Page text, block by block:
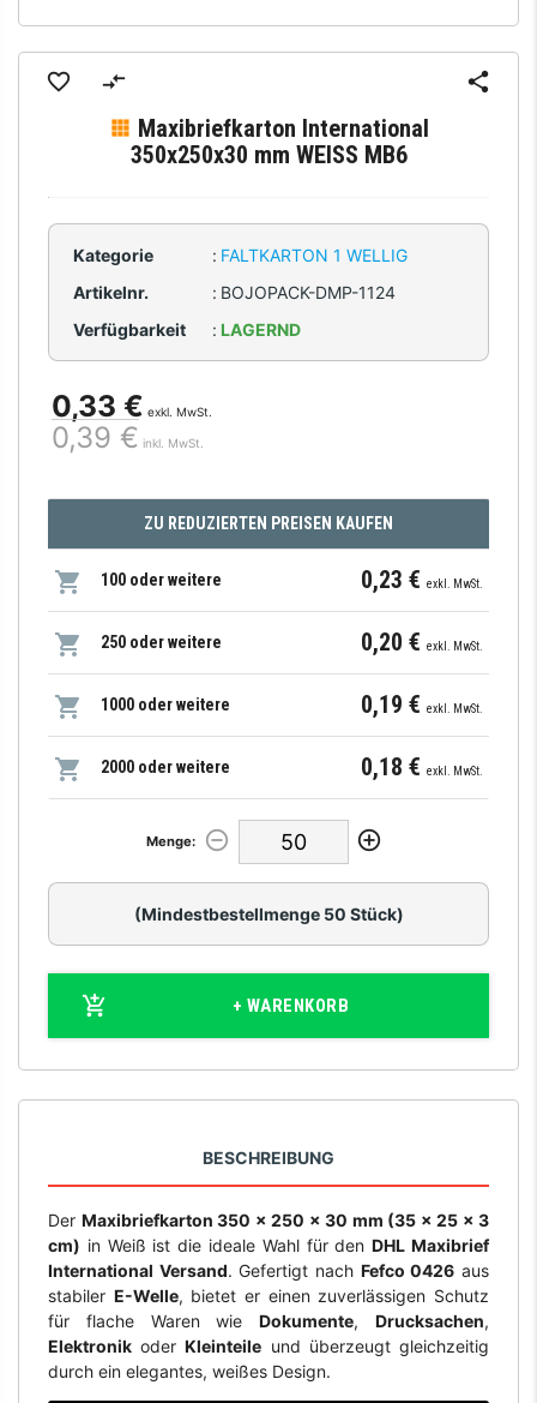
Maxibriefkarton International
350x250x30 mm WEISS MB6
Kategorie : FALTKARTON 1 WELLIG
Artikelnr.
: BOJOPACK-DMP-1124
Verfügbarkeit
: LAGERND
0,33 € exkl. MwSt.
0,39 € inkl. MwSt.
ZU REDUZIERTEN PREISEN KAUFEN
100 oder weitere 0,23 €exkl. MwSt.
250 oder weitere 0,20 €exkl. MwSt.
1000 oder weitere 0,19 €exkl. MwSt.
2000 oder weitere 0,18 €exkl. MwSt.
Menge:
(Mindestbestellmenge 50 Stück)
+ WARENKORB
BESCHREIBUNG
Der Maxibriefkarton 350 x 250 x 30 mm (35 x 25 x 3
cm) in Weiß ist die ideale Wahl für denDHL Maxibrief
International Versand. Gefertigt nach Fefco 0426 aus
stabiler E-Welle, bietet er einen zuverlässigen Schutz
für flache Waren wieDokumente,Drucksachen,
ElektronikoderKleinteile und überzeugt gleichzeitig
durch ein elegantes, weißes Design.